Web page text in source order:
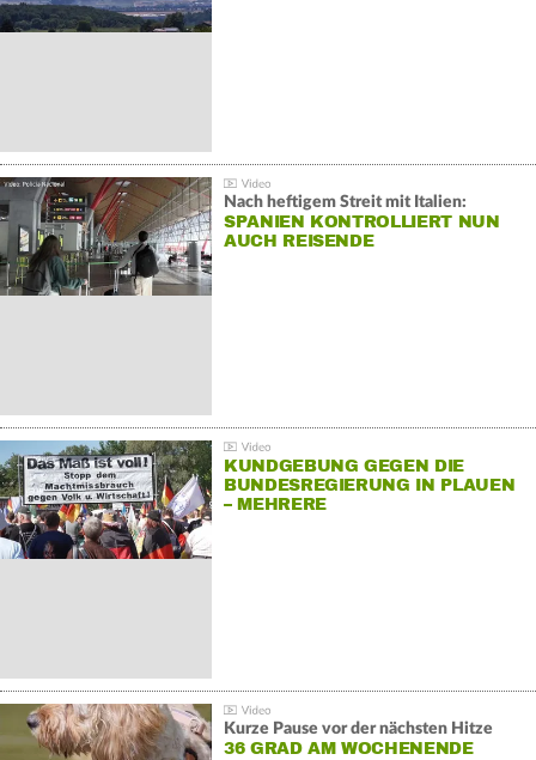
Nach heftigem Streit mit Italien:
SPANIEN KONTROLLIERT NUN
AUCH REISENDE
KUNDGEBUNG GEGEN DIE
BUNDESREGIERUNG IN PLAUEN
– MEHRERE
Kurze Pause vor der nächsten Hitze
36 GRAD AM WOCHENENDE